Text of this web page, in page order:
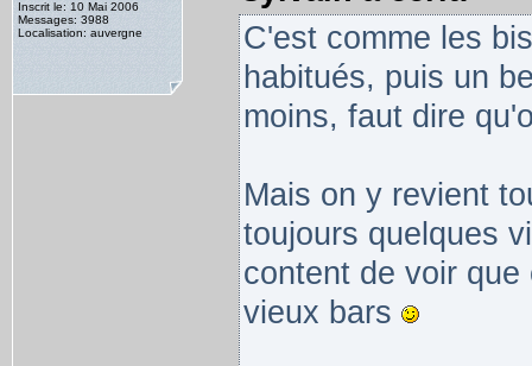
Inscrit le: 10 Mai 2006
Messages: 3988
Localisation: auvergne
C'est comme les
habitués, puis un
moins, faut dire
Mais on y revient
toujours quelques
content de voir
vieux bars